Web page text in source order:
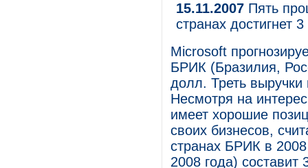
15.11.2007 Пять
странах достигнет
Microsoft
БРИК (Бразилия,
долл. Треть
Несмотря на
имеет хорошие
своих бизнесов,
странах БРИК в
2008 года)